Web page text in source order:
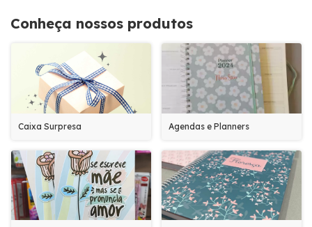
Conheça nossos produtos
Caixa Surpresa Agendas e Planners